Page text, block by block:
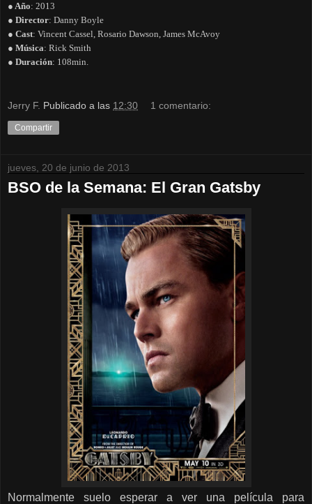
● Año: 2013
● Director: Danny Boyle
● Cast: Vincent Cassel, Rosario Dawson, James McAvoy
● Música: Rick Smith
● Duración: 108min.
Jerry F. Publicado a las 12:30 1 comentario:
Compartir
jueves, 20 de junio de 2013
BSO de la Semana: El Gran Gatsby
Normalmente suelo esperar a ver una película para